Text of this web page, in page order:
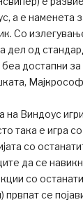
а е наменета
Со
дел од
достапни
на Виндоус
така е игра
со
да се
со
се